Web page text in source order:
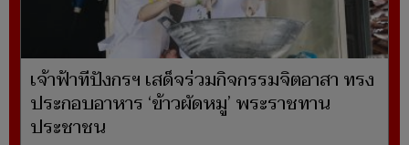
เจ้าฟ้าทีปังกรฯ เสด็จร่วมกิจกรรมจิตอาสา ทรง
ประกอบอาหาร ‘ข้าวผัดหมู’ พระราชทาน
ประชาชน